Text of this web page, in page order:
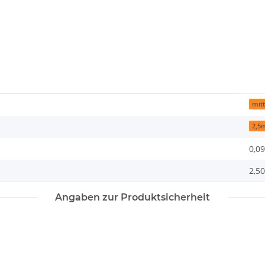
0,09
Angaben zur Produktsicherheit